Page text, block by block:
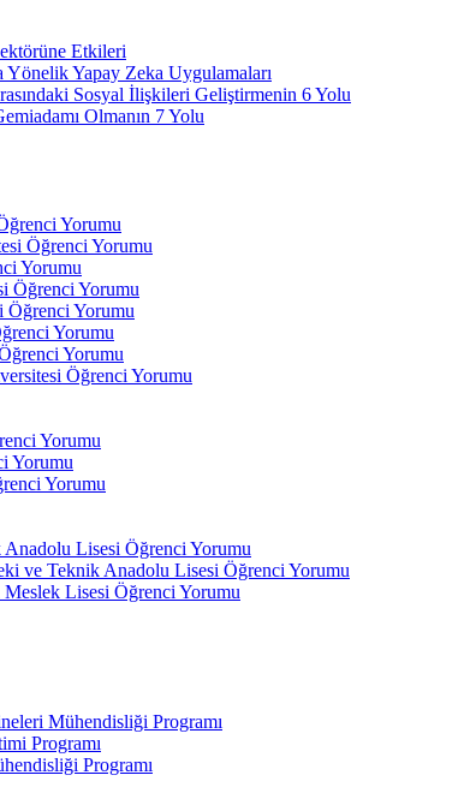
Etkileri
Yapay Zeka Uygulamaları
Sosyal İlişkileri Geliştirmenin 6 Yolu
Olmanın 7 Yolu
Yorumu
Öğrenci Yorumu
Yorumu
Öğrenci Yorumu
Öğrenci Yorumu
Yorumu
Yorumu
Öğrenci Yorumu
Yorumu
Yorumu
Yorumu
Lisesi Öğrenci Yorumu
ve Teknik Anadolu Lisesi Öğrenci Yorumu
Lisesi Öğrenci Yorumu
Mühendisliği Programı
Programı
Programı